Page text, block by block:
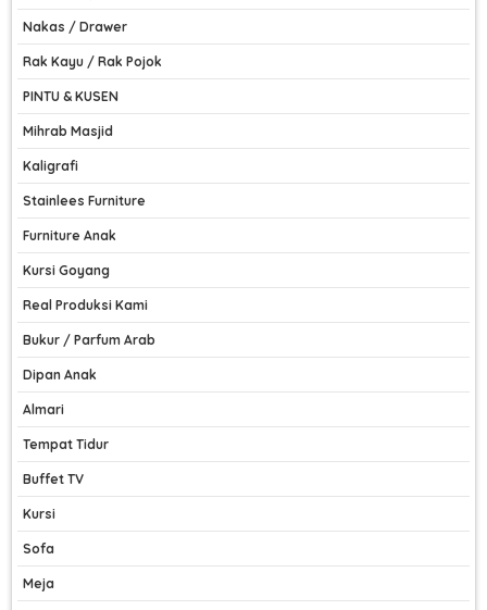
Nakas / Drawer
Rak Kayu / Rak Pojok
PINTU & KUSEN
Mihrab Masjid
Kaligrafi
Stainlees Furniture
Furniture Anak
Kursi Goyang
Real Produksi Kami
Bukur / Parfum Arab
Dipan Anak
Almari
Tempat Tidur
Buffet TV
Kursi
Sofa
Meja